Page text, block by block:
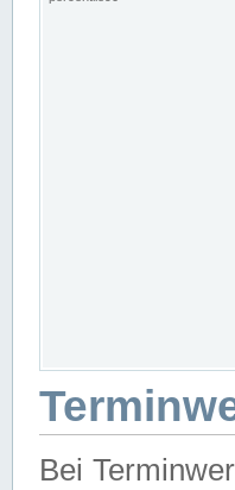
Bei